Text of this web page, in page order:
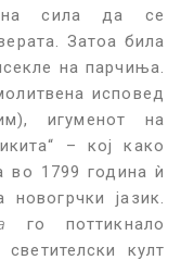
сила да се
Затоа била
на парчиња.
исповед
игуменот на
– кој како
во 1799 година ѝ
јазик.
го поттикнало
култ